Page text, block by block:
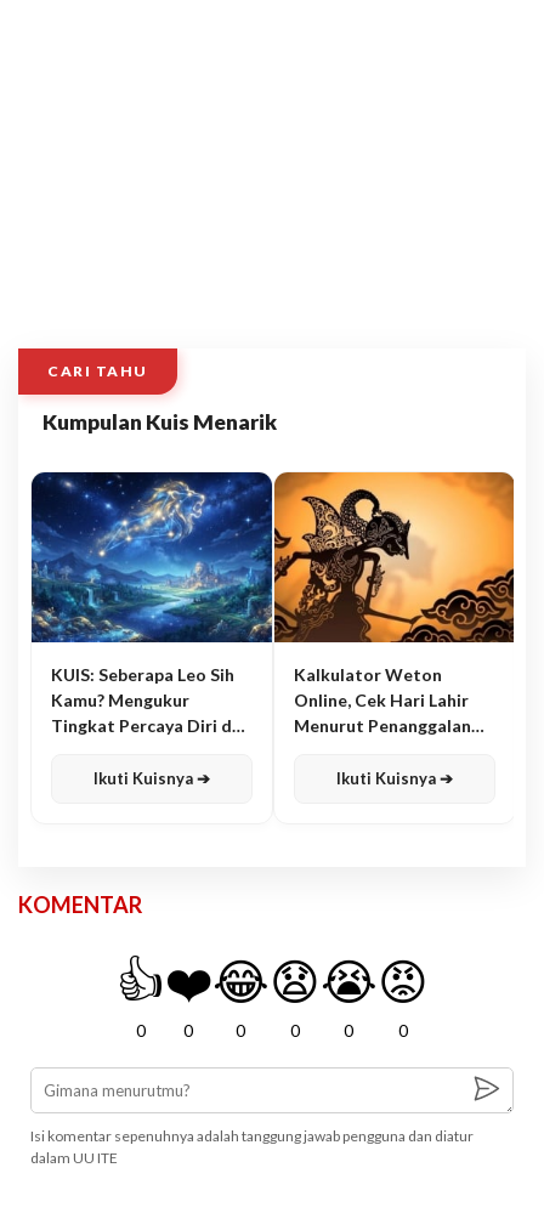
CARI TAHU
Kumpulan Kuis Menarik
KUIS: Seberapa Leo Sih
Kamu? Mengukur
Tingkat Percaya Diri dan
Ikuti Kuisnya ➔
Kalkulator Weton
Online, Cek Hari Lahir
Menurut Penanggalan
Ikuti Kuisnya ➔
KOMENTAR
👍
0
❤️
0
😂
0
😧
0
😭
0
😡
0
Isi komentar sepenuhnya adalah tanggung jawab pengguna dan diatur
dalam UU ITE